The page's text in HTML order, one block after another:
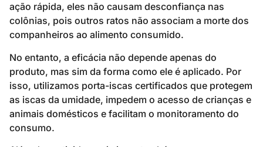
ação rápida, eles não causam desconfiança nas
colônias, pois outros ratos não associam a morte dos
companheiros ao alimento consumido.
No entanto, a eficácia não depende apenas do
produto, mas sim da forma como ele é aplicado. Por
isso, utilizamos porta-iscas certificados que protegem
as iscas da umidade, impedem o acesso de crianças e
animais domésticos e facilitam o monitoramento do
consumo.